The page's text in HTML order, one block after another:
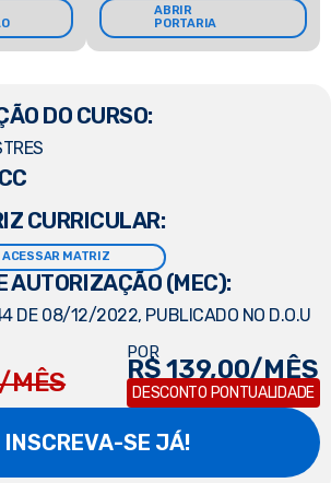
ABRIR
PORTARIA
DO CURSO:
CURRICULAR:
ACESSAR MATRIZ
AUTORIZAÇÃO (MEC):
DE 08/12/2022, PUBLICADO NO D.O.U
MÊS
POR
R$ 139,00/MÊS
DESCONTO PONTUALIDADE
INSCREVA-SE JÁ!